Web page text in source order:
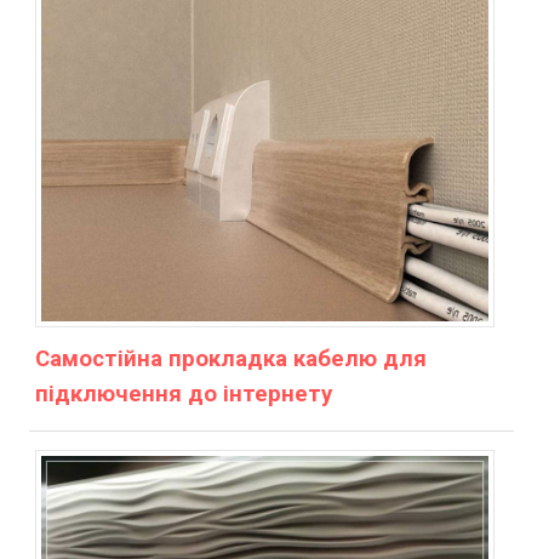
Самостійна прокладка кабелю для
підключення до інтернету